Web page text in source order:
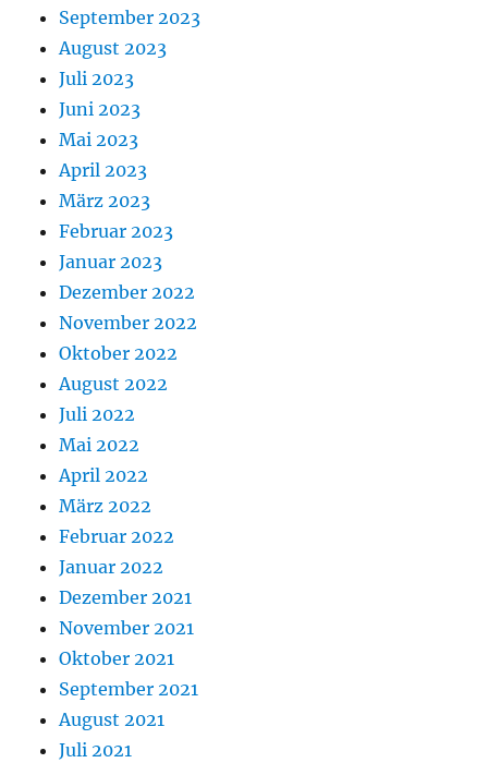
September 2023
August 2023
Juli 2023
Juni 2023
Mai 2023
April 2023
März 2023
Februar 2023
Januar 2023
Dezember 2022
November 2022
Oktober 2022
August 2022
Juli 2022
Mai 2022
April 2022
März 2022
Februar 2022
Januar 2022
Dezember 2021
November 2021
Oktober 2021
September 2021
August 2021
Juli 2021